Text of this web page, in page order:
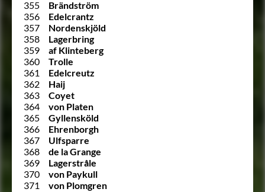
355
Brändström
356
Edelcrantz
357
Nordenskjöld
358
Lagerbring
359
af Klinteberg
360
Trolle
361
Edelcreutz
362
Haij
363
Coyet
364
von Platen
365
Gyllensköld
366
Ehrenborgh
367
Ulfsparre
368
de la Grange
369
Lagerstråle
370
von Paykull
371
von Plomgren